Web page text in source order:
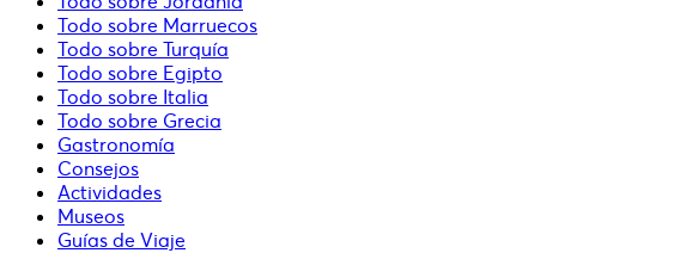
Todo sobre Marruecos
Todo sobre Turquía
Todo sobre Egipto
Todo sobre Italia
Todo sobre Grecia
Gastronomía
Consejos
Actividades
Museos
Guías de Viaje